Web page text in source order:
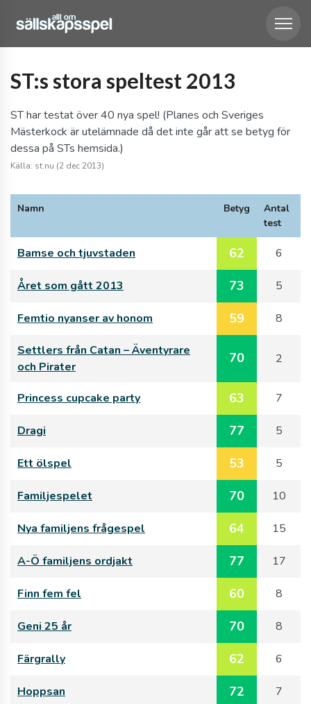
ST:s stora speltest 2013
ST har testat över 40 nya spel! (Planes och Sveriges
Mästerkock är utelämnade då det inte går att se betyg för
dessa på STs hemsida.)
Källa: st.nu (2 dec 2013)
Namn Betyg
Antal
test
Bamse och tjuvstaden 62 6
Året som gått 2013 73 5
Femtio nyanser av honom 59 8
Settlers från Catan – Äventyrare
och Pirater
70 2
Princess cupcake party 63 7
Dragi 77 5
Ett ölspel 53 5
Familjespelet 70 10
Nya familjens frågespel 64 15
A-Ö familjens ordjakt 77 17
Finn fem fel 60 8
Geni 25 år 70 8
Färgrally 62 6
Hoppsan 72 7